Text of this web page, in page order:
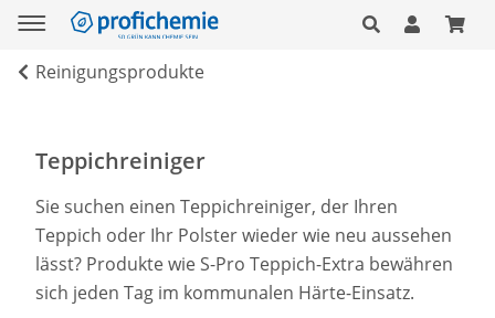
Reinigungsprodukte
Teppichreiniger
Sie suchen einen Teppichreiniger, der Ihren
Teppich oder Ihr Polster wieder wie neu aussehen
lässt? Produkte wie S-Pro Teppich-Extra bewähren
sich jeden Tag im kommunalen Härte-Einsatz.